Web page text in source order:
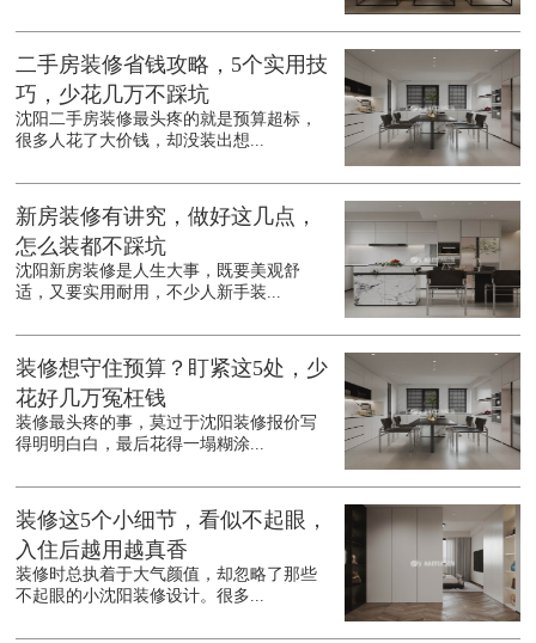
二手房装修省钱攻略，5个实用技
巧，少花几万不踩坑
沈阳二手房装修最头疼的就是预算超标，
很多人花了大价钱，却没装出想...
新房装修有讲究，做好这几点，
怎么装都不踩坑
沈阳新房装修是人生大事，既要美观舒
适，又要实用耐用，不少人新手装...
装修想守住预算？盯紧这5处，少
花好几万冤枉钱
装修最头疼的事，莫过于沈阳装修报价写
得明明白白，最后花得一塌糊涂...
装修这5个小细节，看似不起眼，
入住后越用越真香
装修时总执着于大气颜值，却忽略了那些
不起眼的小沈阳装修设计。很多...